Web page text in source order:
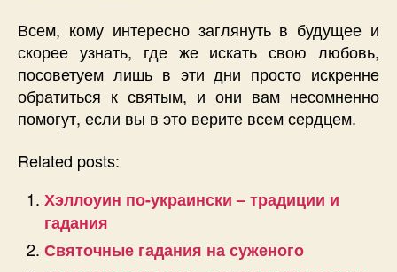
Всем, кому интересно заглянуть в будущее и
скорее узнать, где же искать свою любовь,
посоветуем лишь в эти дни просто искренне
обратиться к святым, и они вам несомненно
помогут, если вы в это верите всем сердцем.
Related posts:
Хэллоуин по-украински – традиции и
гадания
Святочные гадания на суженого